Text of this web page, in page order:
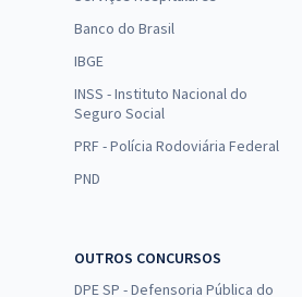
Banco do Brasil
IBGE
INSS - Instituto Nacional do
Seguro Social
PRF - Polícia Rodoviária Federal
PND
OUTROS CONCURSOS
DPE SP - Defensoria Pública do